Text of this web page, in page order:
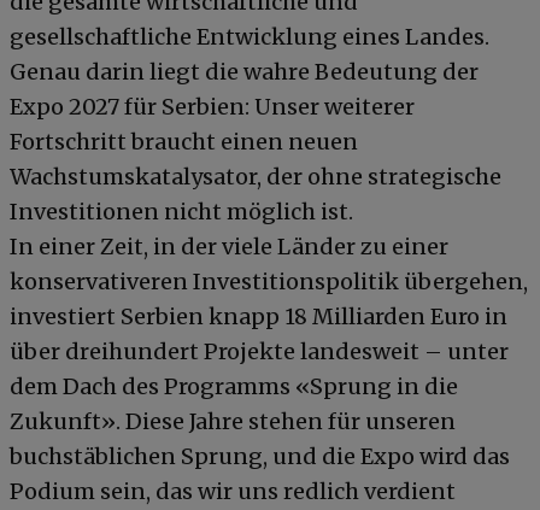
gesellschaftliche Entwicklung eines Landes.
Genau darin liegt die wahre Bedeutung der
Expo 2027 für Serbien: Unser weiterer
Fortschritt braucht einen neuen
Wachstumskatalysator, der ohne strategische
Investitionen nicht möglich ist.
In einer Zeit, in der viele Länder zu einer
konservativeren Investitionspolitik übergehen,
investiert Serbien knapp 18 Milliarden Euro in
über dreihundert Projekte landesweit – unter
dem Dach des Programms «Sprung in die
Zukunft». Diese Jahre stehen für unseren
buchstäblichen Sprung, und die Expo wird das
Podium sein, das wir uns redlich verdient